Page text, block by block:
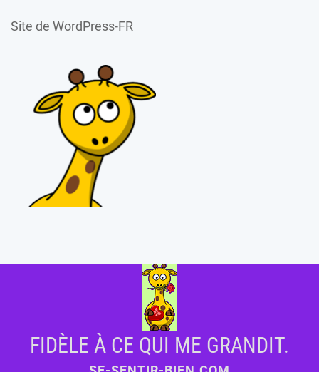
Site de WordPress-FR
FIDÈLE À CE QUI ME GRANDIT.